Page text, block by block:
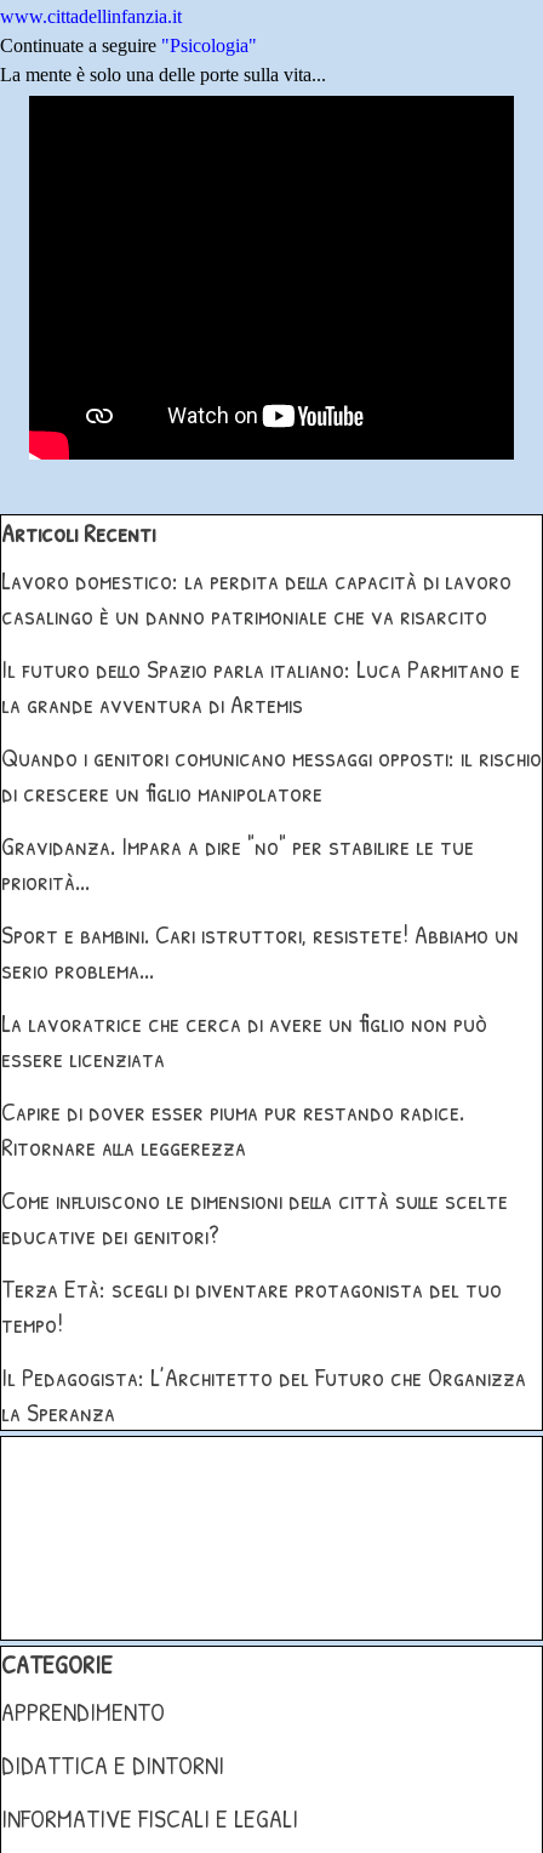
www.cittadellinfanzia.it
Continuate a seguire "Psicologia"
La mente è solo una delle porte sulla vita...
Salta blocco Articoli Recenti
Articoli Recenti
Lavoro domestico: la perdita della capacità di lavoro
casalingo è un danno patrimoniale che va risarcito
Il futuro dello Spazio parla italiano: Luca Parmitano e
la grande avventura di Artemis
Quando i genitori comunicano messaggi opposti: il rischio
di crescere un figlio manipolatore
Gravidanza. Impara a dire "no" per stabilire le tue
priorità...
Sport e bambini. Cari istruttori, resistete! Abbiamo un
serio problema...
La lavoratrice che cerca di avere un figlio non può
essere licenziata
Capire di dover esser piuma pur restando radice.
Ritornare alla leggerezza
Come influiscono le dimensioni della città sulle scelte
educative dei genitori?
Terza Età: scegli di diventare protagonista del tuo
tempo!
Il Pedagogista: L’Architetto del Futuro che Organizza
la Speranza
Salta blocco CATEGORIE
CATEGORIE
APPRENDIMENTO
DIDATTICA E DINTORNI
INFORMATIVE FISCALI E LEGALI